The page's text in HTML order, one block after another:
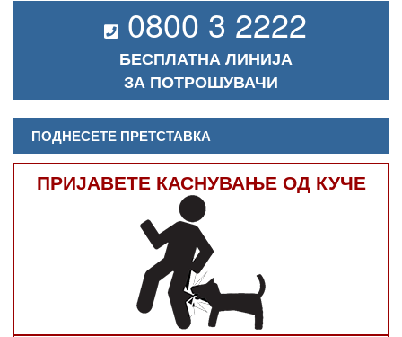
0800 3 2222
БЕСПЛАТНА ЛИНИЈА
ЗА ПОТРОШУВАЧИ
ПОДНЕСЕТЕ ПРЕТСТАВКА
ПРИЈАВЕТЕ КАСНУВАЊЕ ОД КУЧЕ